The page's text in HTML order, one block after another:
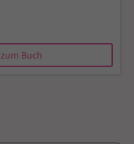
zum Buch